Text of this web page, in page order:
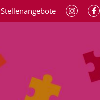
Stellenangebote